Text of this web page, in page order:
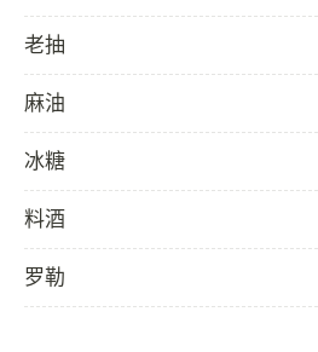
老抽
麻油
冰糖
料酒
罗勒